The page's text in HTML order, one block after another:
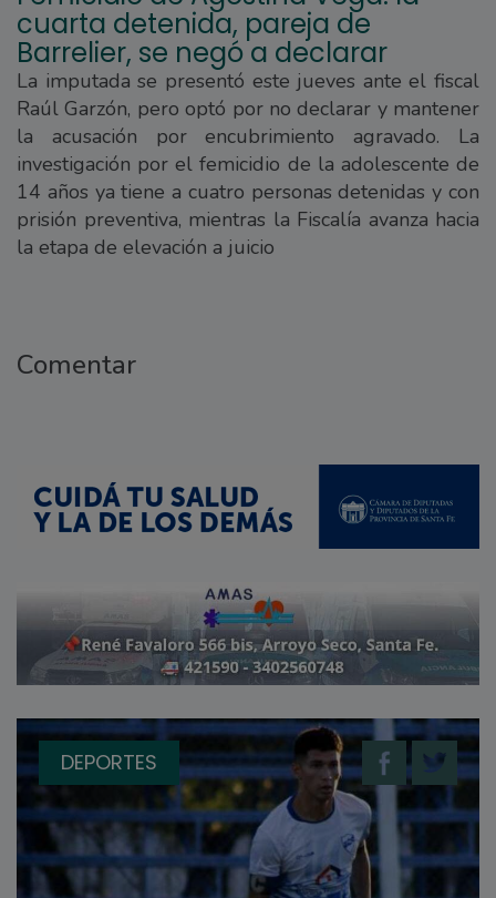
cuarta detenida, pareja de
Barrelier, se negó a declarar
La imputada se presentó este jueves ante el fiscal
Raúl Garzón, pero optó por no declarar y mantener
la acusación por encubrimiento agravado. La
investigación por el femicidio de la adolescente de
14 años ya tiene a cuatro personas detenidas y con
prisión preventiva, mientras la Fiscalía avanza hacia
la etapa de elevación a juicio
Comentar
DEPORTES